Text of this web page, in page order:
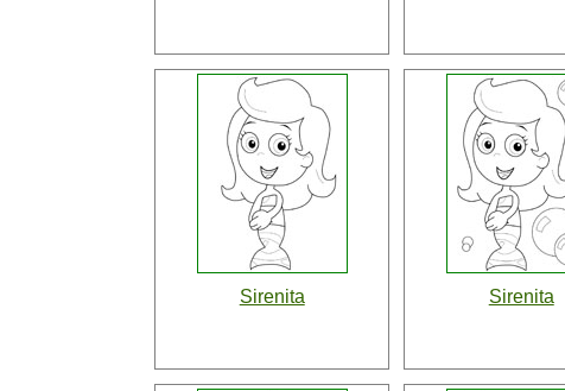
Sirenita Sirenita